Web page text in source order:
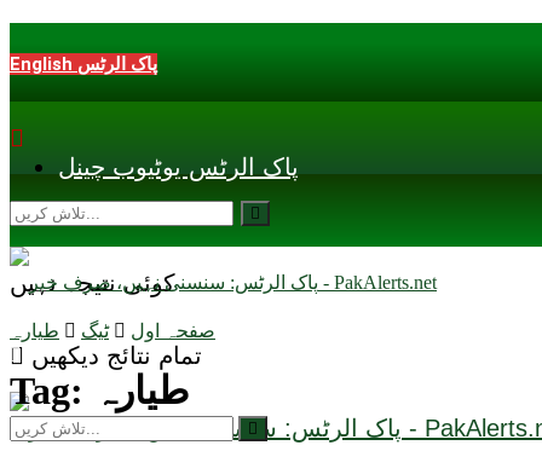
English پاک الرٹس
پاک الرٹس یوٹیوب چینل
کوئی نتیجہ نہیں
تمام نتائج دیکھیں
صفحہ اول ٹیگ طیارہ
Tag: طیارہ